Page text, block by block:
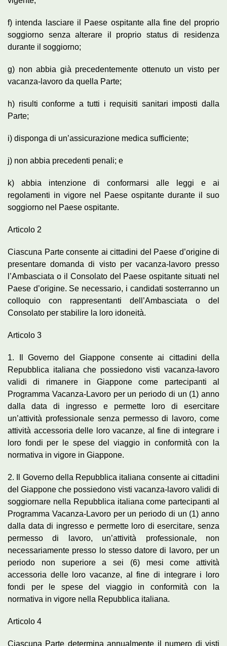
f) intenda lasciare il Paese ospitante alla fine del proprio
soggiorno senza alterare il proprio status di residenza
durante il soggiorno;
g) non abbia già precedentemente ottenuto un visto per
vacanza-lavoro da quella Parte;
h) risulti conforme a tutti i requisiti sanitari imposti dalla
Parte;
i) disponga di un’assicurazione medica sufficiente;
j) non abbia precedenti penali; e
k) abbia intenzione di conformarsi alle leggi e ai
regolamenti in vigore nel Paese ospitante durante il suo
soggiorno nel Paese ospitante.
Articolo 2
Ciascuna Parte consente ai cittadini del Paese d’origine di
presentare domanda di visto per vacanza-lavoro presso
l’Ambasciata o il Consolato del Paese ospitante situati nel
Paese d’origine. Se necessario, i candidati sosterranno un
colloquio con rappresentanti dell’Ambasciata o del
Consolato per stabilire la loro idoneità.
Articolo 3
1. Il Governo del Giappone consente ai cittadini della
Repubblica italiana che possiedono visti vacanza-lavoro
validi di rimanere in Giappone come partecipanti al
Programma Vacanza-Lavoro per un periodo di un (1) anno
dalla data di ingresso e permette loro di esercitare
un’attività professionale senza permesso di lavoro, come
attività accessoria delle loro vacanze, al fine di integrare i
loro fondi per le spese del viaggio in conformità con la
normativa in vigore in Giappone.
2. Il Governo della Repubblica italiana consente ai cittadini
del Giappone che possiedono visti vacanza-lavoro validi di
soggiornare nella Repubblica italiana come partecipanti al
Programma Vacanza-Lavoro per un periodo di un (1) anno
dalla data di ingresso e permette loro di esercitare, senza
permesso di lavoro, un’attività professionale, non
necessariamente presso lo stesso datore di lavoro, per un
periodo non superiore a sei (6) mesi come attività
accessoria delle loro vacanze, al fine di integrare i loro
fondi per le spese del viaggio in conformità con la
normativa in vigore nella Repubblica italiana.
Articolo 4
Ciascuna Parte determina annualmente il numero di visti